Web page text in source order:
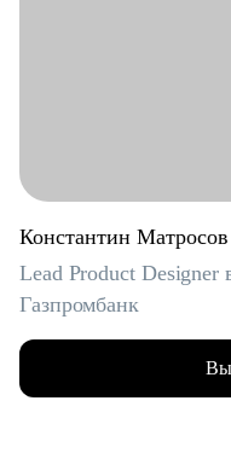
Константин Матросов
Lead Product
Газпромбанк